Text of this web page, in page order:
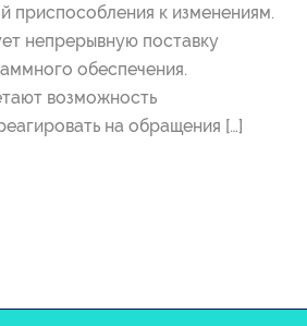
приспособления к изменениям.
непрерывную поставку
обеспечения.
возможность
на обращения […]